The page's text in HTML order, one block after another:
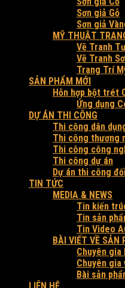
Sơn giả Gỗ
Sơn giả
MỸ THUẬT
Vẽ Tranh
Vẽ Tranh
Trang Trí
SẢN PHẨM MỚI
Hỗn hợp bột trét
Ứng dụng
DỰ ÁN THI CÔNG
Thi công dân
Thi công thương
Thi công công
Thi công dự án
Dự án thi công
TIN TỨC
MEDIA & NEWS
Tin kiến
Tin sản
Tin Video
BÀI VIẾT VỀ SẢN
Chuyên
Chuyên gia
Bài sản